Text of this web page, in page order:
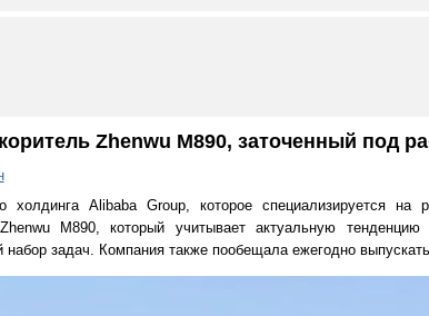
Zhenwu M890, заточенный под
холдинга Alibaba Group, которое специализируется на
M890, который учитывает актуальную
набор задач. Компания также пообещала ежегодно